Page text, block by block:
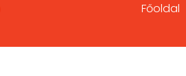
Főoldal